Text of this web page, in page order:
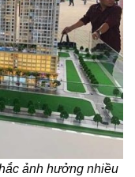
ảnh hưởng nhiều